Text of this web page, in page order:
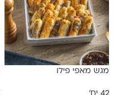
מגש מאפי פילו